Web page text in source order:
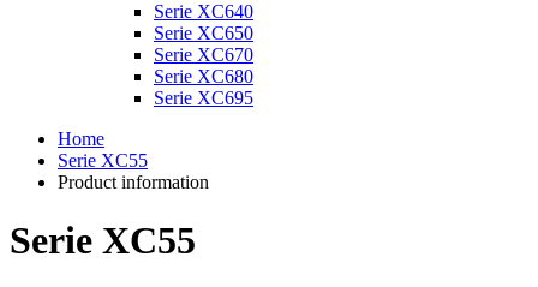
Serie XC640
Serie XC650
Serie XC670
Serie XC680
Serie XC695
Home
Serie XC55
Product information
Serie XC55